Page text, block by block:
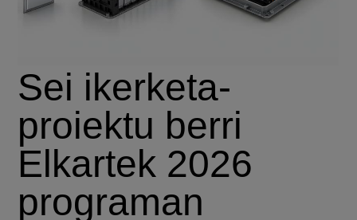
Sei ikerketa-
proiektu berri
Elkartek 2026
programan